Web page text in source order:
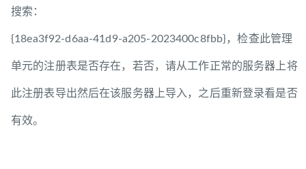
搜索：
{18ea3f92-d6aa-41d9-a205-2023400c8fbb}，检查此管理
单元的注册表是否存在，若否，请从工作正常的服务器上将
此注册表导出然后在该服务器上导入，之后重新登录看是否
有效。